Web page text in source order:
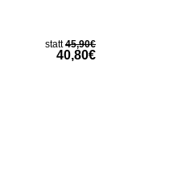
statt45,90€
40,80€